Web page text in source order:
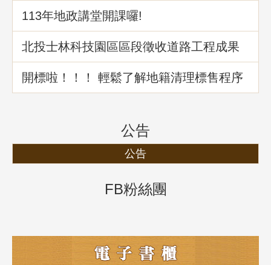
113年地政講堂開課囉!
北投士林科技園區區段徵收道路工程成果
介紹
開標啦！！！ 輕鬆了解地籍清理標售程序
公告
公告
FB粉絲團